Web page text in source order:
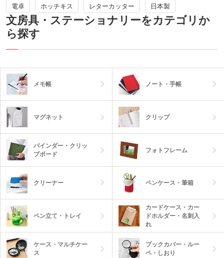
は最大限ご希望に沿えるよう調整します
ので、スタッフへご相談ください。
電卓 ホッチキス レターカッター 日本製
文房具・ステーショナリーをカテゴリか
ら探す
メモ帳 ノート・手帳
マグネット クリップ
バインダー・クリッ
プボード
フォトフレーム
クリーナー ペンケース・筆箱
ペン立て・トレイ
カードケース・カー
ドホルダー・名刺入
れ
ケース・マルチケー
ス
ブックカバー・ルー
ペ・しおり